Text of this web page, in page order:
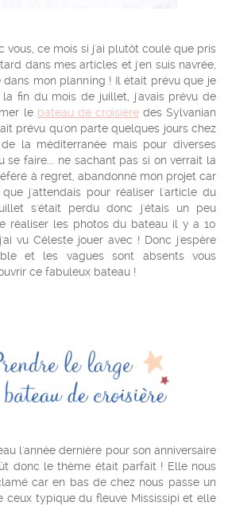
vous, ce mois si j'ai plutôt coulé que pris
dans mes articles et j'en suis navrée,
dans mon planning ! Il était prévu que je
fin du mois de juillet, j'avais prévu de
le bateau de croisièredes Sylvanian
prévu qu'on parte quelques jours chez
la méditerranée mais pour diverses
se faire... ne sachant pas si on verrait la
à regret, abandonné mon projet car
que j'attendais pour réaliser l'article du
s'était perdu donc j'étais un peu
réaliser les photos du bateau il y a 10
vu Céleste jouer avec ! Donc j'espère
et les vagues sont absents vous
ce fabuleux bateau !
l'année dernière pour son anniversaire
donc le thème était parfait ! Elle nous
car en bas de chez nous passe un
ceux typique du fleuve Mississipi et elle